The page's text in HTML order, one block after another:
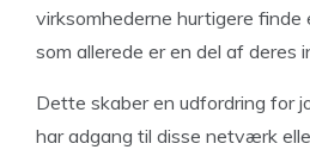
virksomhederne hurtigere finde
som allerede er en del af deres
Dette skaber en udfordring for
har adgang til disse netværk